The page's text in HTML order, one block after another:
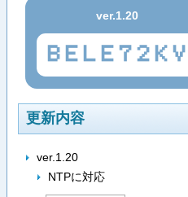
ver.1.20
BELE72KV
更新内容
ver.1.20
NTPに対応